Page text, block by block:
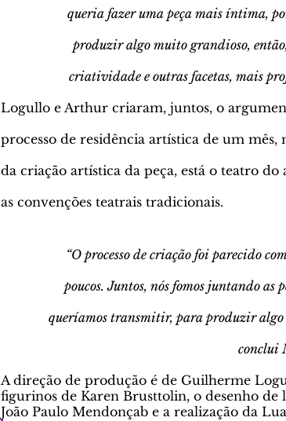
queria fazer uma peça mais íntima,
produzir algo muito grandioso,
criatividade e outras facetas, mais
Logullo e Arthur criaram, juntos, o
processo de residência artística de um mês,
da criação artística da peça, está o teatro do
as convenções teatrais tradicionais.
“O processo de criação foi parecido
poucos. Juntos, nós fomos juntando as
queríamos transmitir, para produzir algo
conclui
A direção de produção é de Guilherme
figurinos de Karen Brusttolin, o desenho
João Paulo Mendonçab e a realização da